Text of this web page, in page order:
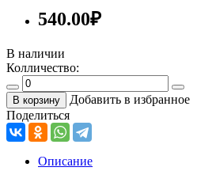
540.00₽
В наличии
Колличество:
В корзину
Добавить в избранное
Поделиться
Описание